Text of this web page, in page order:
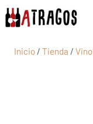
Inicio / Tienda / Vino